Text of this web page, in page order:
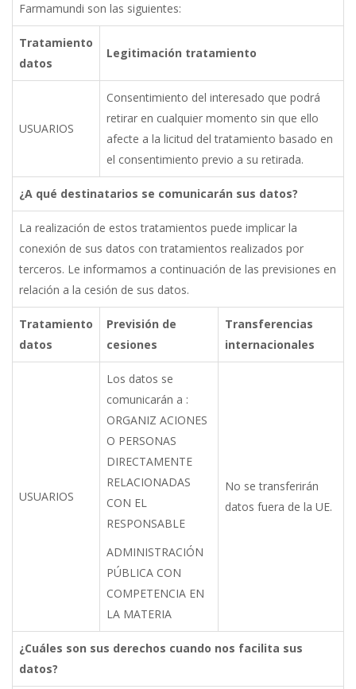
Farmamundi son las siguientes:
Tratamiento
datos
Legitimación tratamiento
USUARIOS
Consentimiento del interesado que podrá
retirar en cualquier momento sin que ello
afecte a la licitud del tratamiento basado en
el consentimiento previo a su retirada.
¿A qué destinatarios se comunicarán sus datos?
La realización de estos tratamientos puede implicar la
conexión de sus datos con tratamientos realizados por
terceros. Le informamos a continuación de las previsiones en
relación a la cesión de sus datos.
Tratamiento
datos
Previsión de
cesiones
Transferencias
internacionales
USUARIOS
Los datos se
comunicarán a :
ORGANIZ ACIONES
O PERSONAS
DIRECTAMENTE
RELACIONADAS
CON EL
RESPONSABLE
ADMINISTRACIÓN
PÚBLICA CON
COMPETENCIA EN
LA MATERIA
No se transferirán
datos fuera de la UE.
¿Cuáles son sus derechos cuando nos facilita sus
datos?